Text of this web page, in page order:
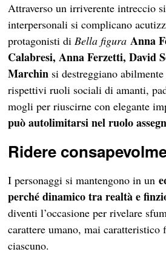
Attraverso un irriverente intreccio
interpersonali si complicano
protagonisti diBella figura Anna
Calabresi, Anna Ferzetti, David
Marchin si destreggiano
rispettivi ruoli sociali di amanti,
mogli per riuscirne con elegante
può autolimitarsi nel ruolo
Ridere
I personaggi si mantengono in un
perché dinamico tra realtà e
diventi l’occasione per rivelare
carattere umano, mai
ciascuno.